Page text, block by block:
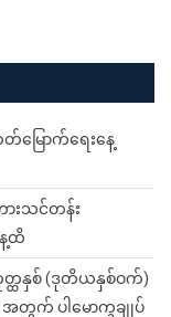
ြောက်ရေးနေ့
းသင်တန်း
ေ့ထိ
ထနှစ် (ဒုတိယနှစ်ဝက်)
အတွက် ပါမောက္ခချုပ်